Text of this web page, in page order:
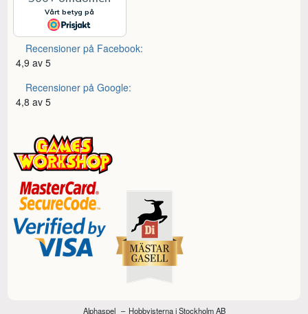
Recensioner på Facebook:
4,9 av 5
Recensioner på Google:
4,8 av 5
Alphaspel Hobbyisterna i Stockholm AB